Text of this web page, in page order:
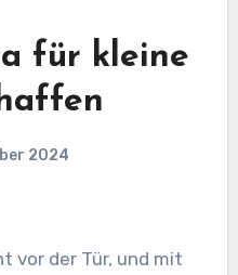
für kleine
2024